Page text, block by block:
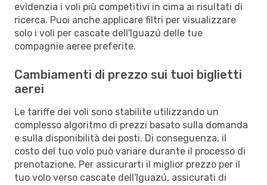
evidenzia i voli più competitivi in cima ai risultati di
ricerca. Puoi anche applicare filtri per visualizzare
solo i voli per cascate dell'Iguazú delle tue
compagnie aeree preferite.
Cambiamenti di prezzo sui tuoi biglietti
aerei
Le tariffe dei voli sono stabilite utilizzando un
complesso algoritmo di prezzi basato sulla domanda
e sulla disponibilità dei posti. Di conseguenza, il
costo del tuo volo può variare durante il processo di
prenotazione. Per assicurarti il miglior prezzo per il
tuo volo verso cascate dell'Iguazú, assicurati di